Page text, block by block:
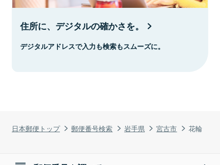
日本郵便トップ 郵便番号検索 岩手県 宮古市 花輪
住所に、デジタルの確かさを。
デジタルアドレスで入力も検索もスムーズに。